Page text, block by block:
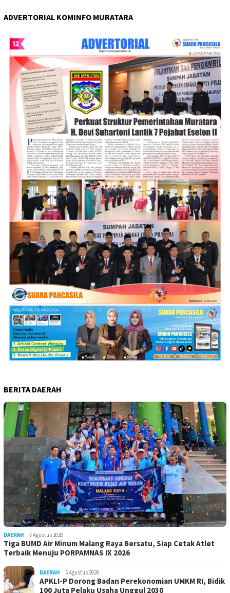
ADVERTORIAL KOMINFO MURATARA
BERITA DAERAH
DAERAH 7 Agustus 2026
Tiga BUMD Air Minum Malang Raya Bersatu, Siap Cetak Atlet
Terbaik Menuju PORPAMNAS IX 2026
DAERAH 5 Agustus 2026
APKLI-P Dorong Badan Perekonomian UMKM RI, Bidik
100 Juta Pelaku Usaha Unggul 2030